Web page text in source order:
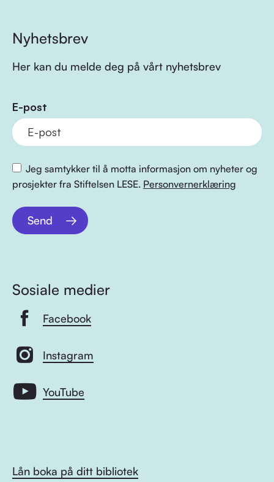
Nyhetsbrev
Her kan du melde deg på vårt nyhetsbrev
E-post
Jeg samtykker til å motta informasjon om nyheter og
prosjekter fra Stiftelsen LESE. Personvernerklæring
Send
Sosiale medier
Facebook
Instagram
YouTube
Lån boka på ditt bibliotek